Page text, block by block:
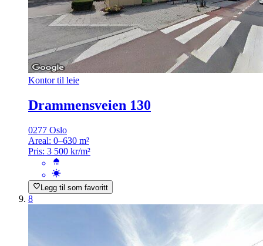
Kontor til leie
Drammensveien 130
0277 Oslo
Areal: 0–630 m²
Pris: 3 500 kr/m²
Legg til som favoritt
8